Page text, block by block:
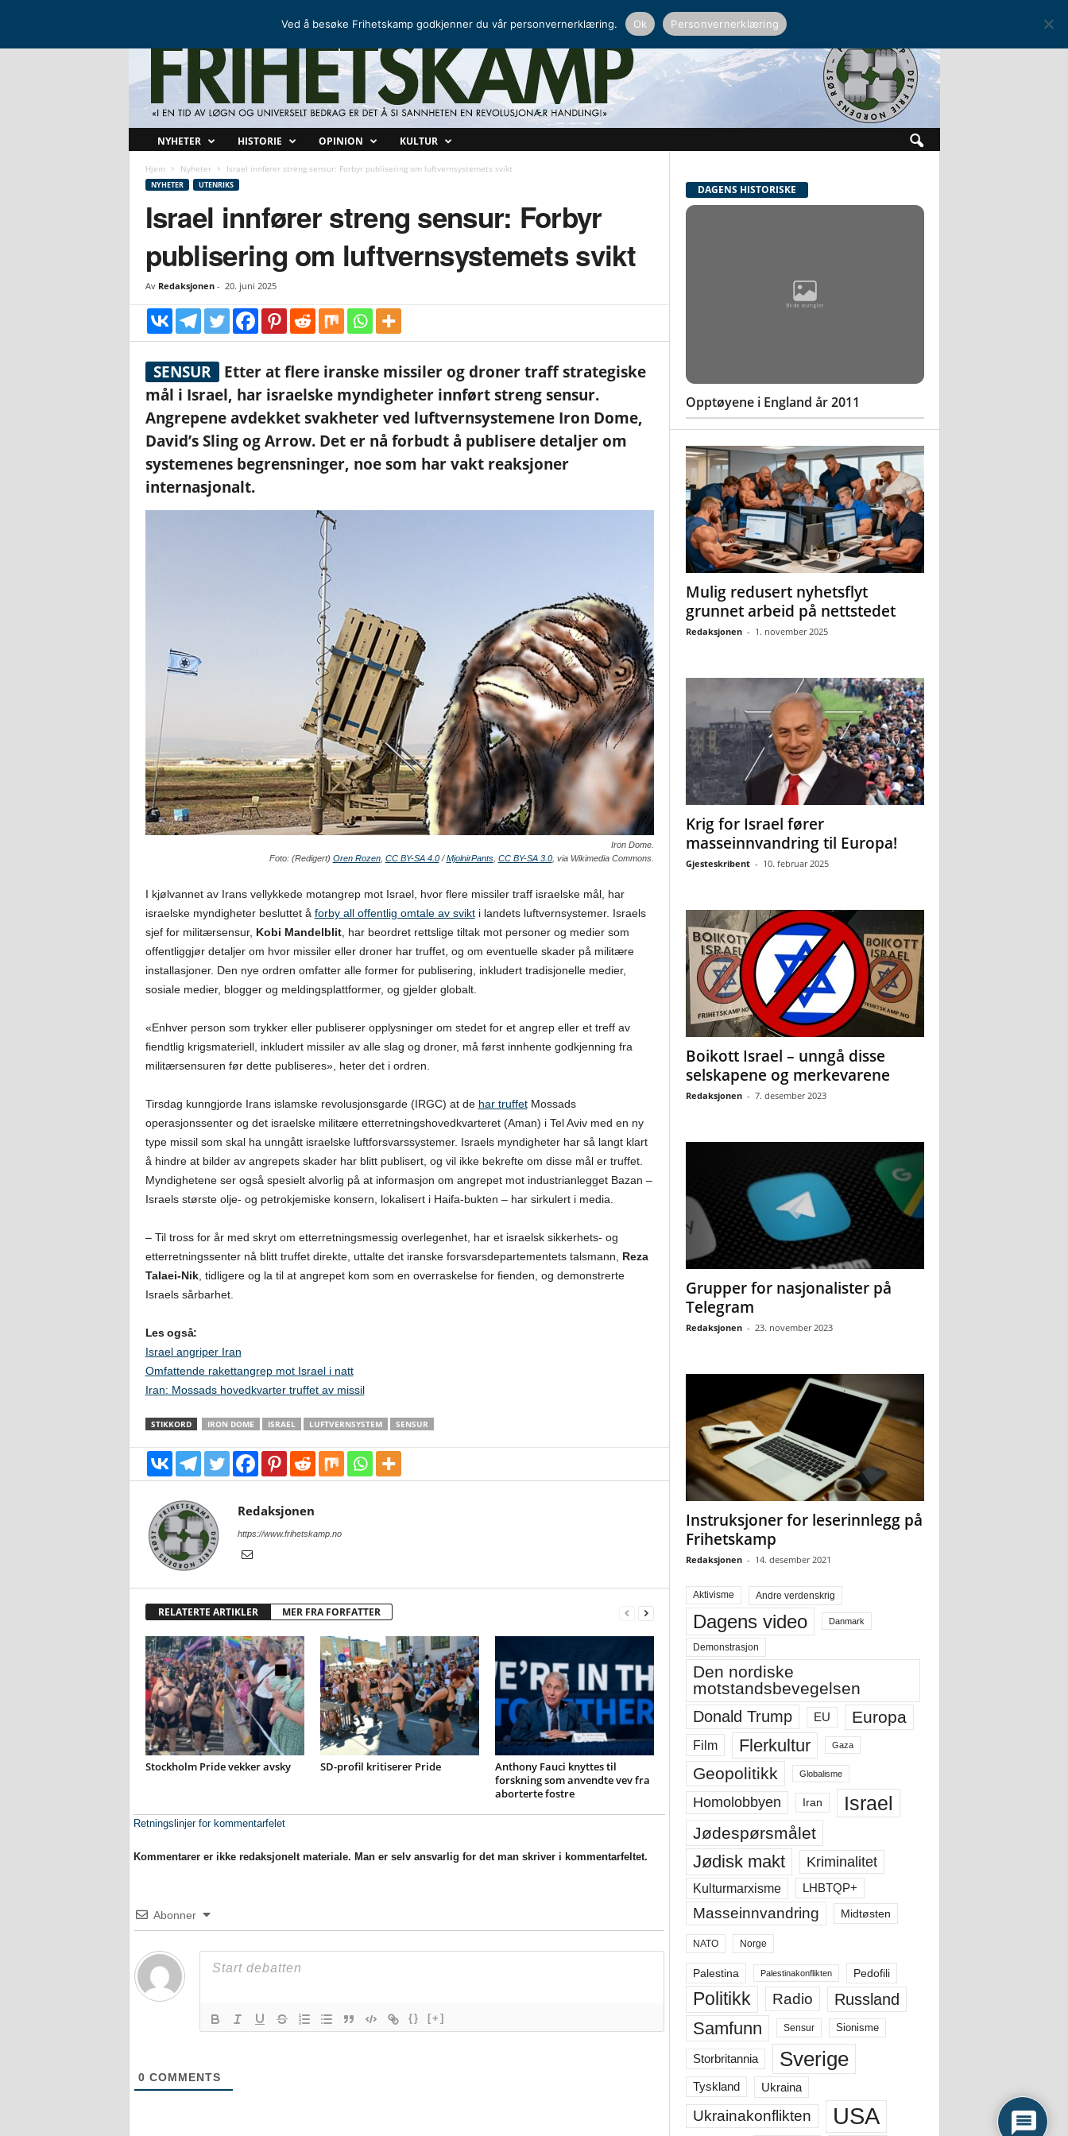
r
p
NYHETER HISTORIE OPINION KULTUR
Hjem Nyheter Israel innfører streng sensur: Forbyr publisering om luftvernsystemets svikt
NYHETER UTENRIKS
Israel innfører streng sensur: Forbyr
publisering om luftvernsystemets svikt
Av Redaksjonen- 20. juni 2025
SENSUR
Etter at flere iranske missiler og droner traff strategiske
mål i Israel, har israelske myndigheter innført streng sensur.
Angrepene avdekket svakheter ved luftvernsystemene Iron Dome,
David’s Sling og Arrow. Det er nå forbudt å publisere detaljer om
systemenes begrensninger, noe som har vakt reaksjoner
internasjonalt.
Iron Dome.
Foto: (Redigert) Oren Rozen, CC BY-SA 4.0/MjolnirPants, CC BY-SA 3.0, via Wikimedia Commons.
I kjølvannet av Irans vellykkede motangrep mot Israel, hvor flere missiler traff israelske mål, har
israelske myndigheter besluttet å forby all offentlig omtale av svikti landets luftvernsystemer. Israels
sjef for militærsensur, Kobi Mandelblit, har beordret rettslige tiltak mot personer og medier som
offentliggjør detaljer om hvor missiler eller droner har truffet, og om eventuelle skader på militære
installasjoner. Den nye ordren omfatter alle former for publisering, inkludert tradisjonelle medier,
sosiale medier, blogger og meldingsplattformer, og gjelder globalt.
«Enhver person som trykker eller publiserer opplysninger om stedet for et angrep eller et treff av
fiendtlig krigsmateriell, inkludert missiler av alle slag og droner, må først innhente godkjenning fra
militærsensuren før dette publiseres», heter det i ordren.
Tirsdag kunngjorde Irans islamske revolusjonsgarde (IRGC) at de har truffetMossads
operasjonssenter og det israelske militære etterretningshovedkvarteret (Aman) i Tel Aviv med en ny
type missil som skal ha unngått israelske luftforsvarssystemer. Israels myndigheter har så langt klart
å hindre at bilder av angrepets skader har blitt publisert, og vil ikke bekrefte om disse mål er truffet.
Myndighetene ser også spesielt alvorlig på at informasjon om angrepet mot industrianlegget Bazan –
Israels største olje- og petrokjemiske konsern, lokalisert i Haifa-bukten – har sirkulert i media.
– Til tross for år med skryt om etterretningsmessig overlegenhet, har et israelsk sikkerhets- og
etterretningssenter nå blitt truffet direkte, uttalte det iranske forsvarsdepartementets talsmann, Reza
Talaei-Nik, tidligere og la til at angrepet kom som en overraskelse for fienden, og demonstrerte
Israels sårbarhet.
Les også:
Israel angriper Iran
Omfattende rakettangrep mot Israel i natt
Iran: Mossads hovedkvarter truffet av missil
STIKKORD IRON DOME ISRAEL LUFTVERNSYSTEM SENSUR
Redaksjonen
https://www.frihetskamp.no
RELATERTE ARTIKLER MER FRA FORFATTER
Stockholm Pride vekker avsky SD-profil kritiserer Pride
Anthony Fauci knyttes til
forskning som anvendte vev fra
aborterte fostre
Retningslinjer for kommentarfelet
Kommentarer er ikke redaksjonelt materiale. Man er selv ansvarlig for det man skriver i kommentarfeltet.
Abonner
{} [+]
0 COMMENTS
DAGENS HISTORISKE
Opptøyene i England år 2011
Mulig redusert nyhetsflyt
grunnet arbeid på nettstedet
Redaksjonen - 1. november 2025
Krig for Israel fører
masseinnvandring til Europa!
Gjesteskribent - 10. februar 2025
Boikott Israel – unngå disse
selskapene og merkevarene
Redaksjonen - 7. desember 2023
Grupper for nasjonalister på
Telegram
Redaksjonen - 23. november 2023
Instruksjoner for leserinnlegg på
Frihetskamp
Redaksjonen - 14. desember 2021
Aktivisme Andre verdenskrig
Dagens video Danmark
Demonstrasjon
Den nordiske
motstandsbevegelsen
Donald Trump EU Europa
Film Flerkultur Gaza
Geopolitikk Globalisme
Homolobbyen Iran Israel
Jødespørsmålet
Jødisk makt Kriminalitet
Kulturmarxisme LHBTQP+
Masseinnvandring Midtøsten
NATO Norge
Palestina Palestinakonflikten Pedofili
Politikk Radio Russland
Samfunn Sensur Sionisme
Storbritannia Sverige
Tyskland Ukraina
Ukrainakonflikten USA
Ved å besøke Frihetskamp godkjenner du vår personvernerklæring. Ok Personvernerklæring